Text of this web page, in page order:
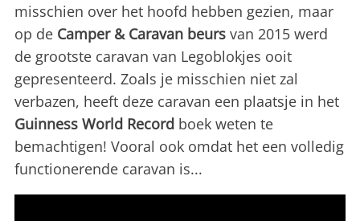
misschien over het hoofd hebben gezien, maar
op de Camper & Caravan beurs van 2015 werd
de grootste caravan van Legoblokjes ooit
gepresenteerd. Zoals je misschien niet zal
verbazen, heeft deze caravan een plaatsje in het
Guinness World Record boek weten te
bemachtigen! Vooral ook omdat het een volledig
functionerende caravan is...